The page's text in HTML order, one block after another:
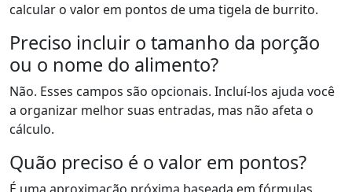
calcular o valor em pontos de uma tigela de burrito.
Preciso incluir o tamanho da porção
ou o nome do alimento?
Não. Esses campos são opcionais. Incluí-los ajuda você
a organizar melhor suas entradas, mas não afeta o
cálculo.
Quão preciso é o valor em pontos?